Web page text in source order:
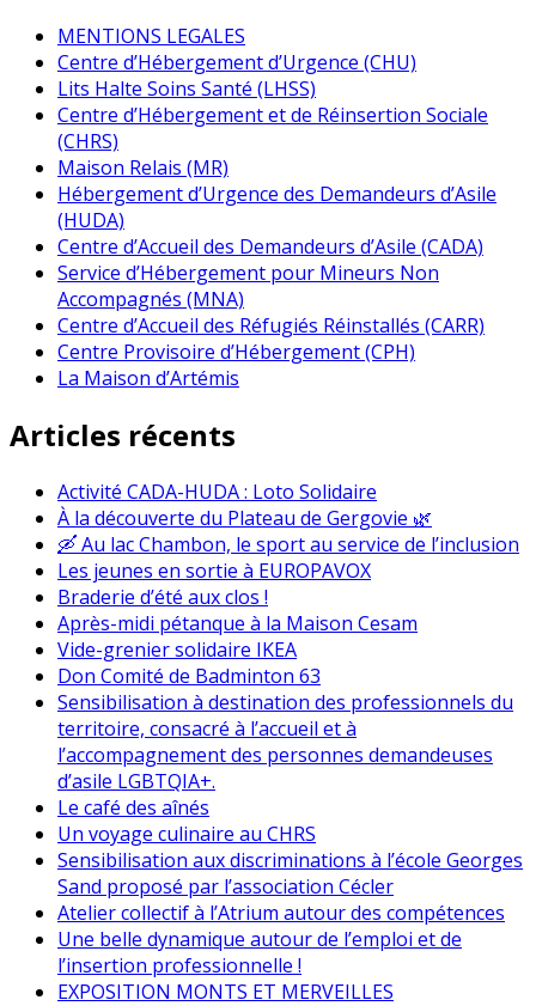
MENTIONS LEGALES
Centre d’Hébergement d’Urgence (CHU)
Lits Halte Soins Santé (LHSS)
Centre d’Hébergement et de Réinsertion Sociale
(CHRS)
Maison Relais (MR)
Hébergement d’Urgence des Demandeurs d’Asile
(HUDA)
Centre d’Accueil des Demandeurs d’Asile (CADA)
Service d’Hébergement pour Mineurs Non
Accompagnés (MNA)
Centre d’Accueil des Réfugiés Réinstallés (CARR)
Centre Provisoire d’Hébergement (CPH)
La Maison d’Artémis
Articles récents
Activité CADA-HUDA : Loto Solidaire
À la découverte du Plateau de Gergovie 🌿
🛶 Au lac Chambon, le sport au service de l’inclusion
Les jeunes en sortie à EUROPAVOX
Braderie d’été aux clos !
Après-midi pétanque à la Maison Cesam
Vide-grenier solidaire IKEA
Don Comité de Badminton 63
Sensibilisation à destination des professionnels du
territoire, consacré à l’accueil et à
l’accompagnement des personnes demandeuses
d’asile LGBTQIA+.
Le café des aînés
Un voyage culinaire au CHRS
Sensibilisation aux discriminations à l’école Georges
Sand proposé par l’association Cécler
Atelier collectif à l’Atrium autour des compétences
Une belle dynamique autour de l’emploi et de
l’insertion professionnelle !
EXPOSITION MONTS ET MERVEILLES